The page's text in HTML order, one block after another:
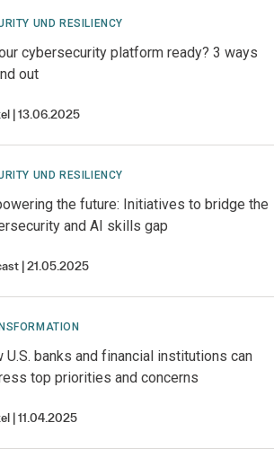
UND RESILIENCY
cybersecurity platform ready? 3 ways
out
13.06.2025
UND RESILIENCY
the future: Initiatives to bridge the
and AI skills gap
21.05.2025
U.S. banks and financial institutions can
top priorities and concerns
11.04.2025